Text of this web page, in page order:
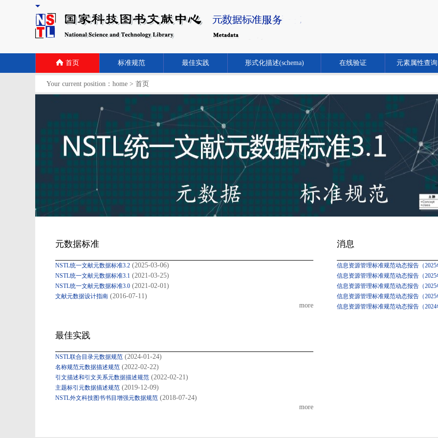
首页 标准规范 最佳实践 形式化描述(schema) 在线验证 元素属性查询
Your current position： home > 首页
元数据标准
NSTL统一文献元数据标准3.2 (2025-03-06)
NSTL统一文献元数据标准3.1 (2021-03-25)
NSTL统一文献元数据标准3.0 (2021-02-01)
文献元数据设计指南 (2016-07-11)
more
消息
信息资源管理标准规范动态报告（
信息资源管理标准规范动态报告（
信息资源管理标准规范动态报告（
信息资源管理标准规范动态报告（
信息资源管理标准规范动态报告（
最佳实践
NSTL联合目录元数据规范 (2024-01-24)
名称规范元数据描述规范 (2022-02-22)
引文描述和引文关系元数据描述规范 (2022-02-21)
主题标引元数据描述规范 (2019-12-09)
NSTL外文科技图书书目增强元数据规范 (2018-07-24)
more